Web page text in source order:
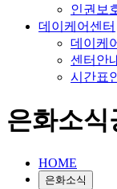
인권보
데이케어센터
데이케
센터안
시간표
은화소식
HOME
은화소식